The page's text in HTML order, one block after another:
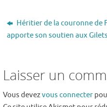
Héritier de la couronne de
apporte son soutien aux
Laisser un
Vous devezvous connecter